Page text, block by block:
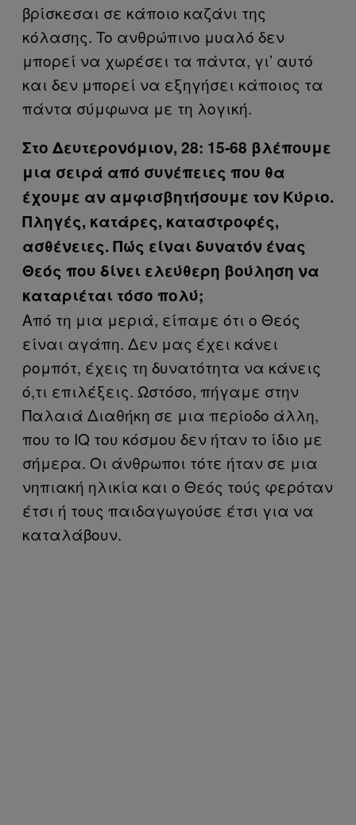
βρίσκεσαι σε κάποιο καζάνι της
κόλασης. To ανθρώπινο μυαλό δεν
μπορεί να χωρέσει τα πάντα, γι’ αυτό
και δεν μπορεί να εξηγήσει κάποιος τα
πάντα σύμφωνα με τη λογική.
Στο Δευτερονόμιον, 28: 15-68 βλέπουμε
μια σειρά από συνέπειες που θα
έχουμε αν αμφισβητήσουμε τον Κύριο.
Πληγές, κατάρες, καταστροφές,
ασθένειες. Πώς είναι δυνατόν ένας
Θεός που δίνει ελεύθερη βούληση να
καταριέται τόσο πολύ;
Από τη μια μεριά, είπαμε ότι ο Θεός
είναι αγάπη. Δεν μας έχει κάνει
ρομπότ, έχεις τη δυνατότητα να κάνεις
ό,τι επιλέξεις. Ωστόσο, πήγαμε στην
Παλαιά Διαθήκη σε μια περίοδο άλλη,
που το IQ του κόσμου δεν ήταν το ίδιο με
σήμερα. Οι άνθρωποι τότε ήταν σε μια
νηπιακή ηλικία και ο Θεός τούς φερόταν
έτσι ή τους παιδαγωγούσε έτσι για να
καταλάβουν.